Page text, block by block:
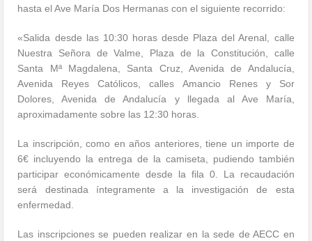
hasta el Ave María Dos Hermanas con el siguiente recorrido:
«Salida desde las 10:30 horas desde Plaza del Arenal, calle
Nuestra Señora de Valme, Plaza de la Constitución, calle
Santa Mª Magdalena, Santa Cruz, Avenida de Andalucía,
Avenida Reyes Católicos, calles Amancio Renes y Sor
Dolores, Avenida de Andalucía y llegada al Ave María,
aproximadamente sobre las 12:30 horas.
La inscripción, como en años anteriores, tiene un importe de
6€ incluyendo la entrega de la camiseta, pudiendo también
participar económicamente desde la fila 0. La recaudación
será destinada íntegramente a la investigación de esta
enfermedad.
Las inscripciones se pueden realizar en la sede de AECC en